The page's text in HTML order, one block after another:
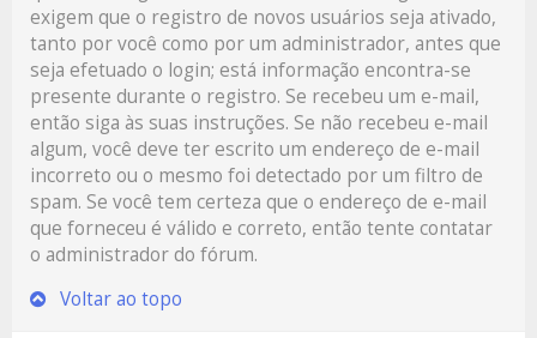
exigem que o registro de novos usuários seja ativado,
tanto por você como por um administrador, antes que
seja efetuado o login; está informação encontra-se
presente durante o registro. Se recebeu um e-mail,
então siga às suas instruções. Se não recebeu e-mail
algum, você deve ter escrito um endereço de e-mail
incorreto ou o mesmo foi detectado por um filtro de
spam. Se você tem certeza que o endereço de e-mail
que forneceu é válido e correto, então tente contatar
o administrador do fórum.
Voltar ao topo